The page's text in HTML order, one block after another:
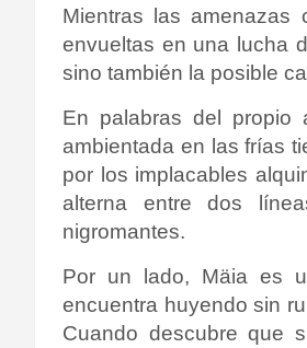
Mientras las
envueltas en una lucha
sino también la posible
En palabras del propio
ambientada en las frías
por los implacables
alterna entre dos
nigromantes.
Por un lado, Mäia es
encuentra huyendo sin
Cuando descubre que